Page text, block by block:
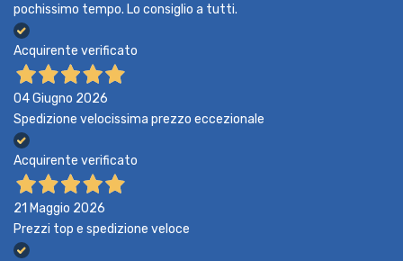
pochissimo tempo. Lo consiglio a tutti.
Acquirente verificato
04 Giugno 2026
Spedizione velocissima prezzo eccezionale
Acquirente verificato
21 Maggio 2026
Prezzi top e spedizione veloce